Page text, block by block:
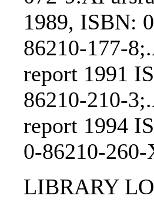
1989, ISBN:
86210-177-
report 1991
86210-210-
report 1994
0-86210-
LIBRARY